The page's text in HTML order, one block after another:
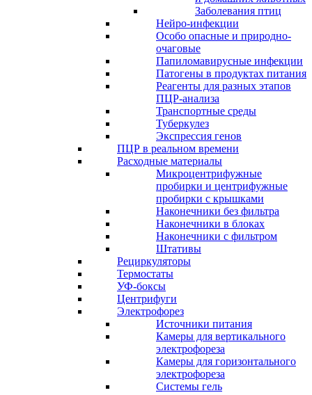
Заболевания птиц
Нейро-инфекции
Особо опасные и природно-
очаговые
Папиломавирусные инфекции
Патогены в продуктах питания
Реагенты для разных этапов
ПЦР-анализа
Транспортные среды
Туберкулез
Экспрессия генов
ПЦР в реальном времени
Расходные материалы
Микроцентрифужные
пробирки и центрифужные
пробирки с крышками
Наконечники без фильтра
Наконечники в блоках
Наконечники с фильтром
Штативы
Рециркуляторы
Термостаты
УФ-боксы
Центрифуги
Электрофорез
Источники питания
Камеры для вертикального
электрофореза
Камеры для горизонтального
электрофореза
Системы гель